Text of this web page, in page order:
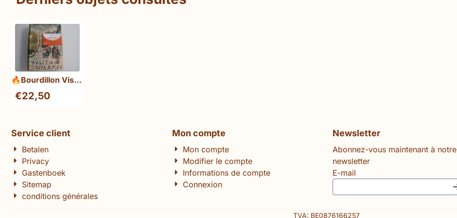
🔥Bourdillon Visit
First Edition 1956
€22,50
Service client
Betalen
Privacy
Gastenboek
Sitemap
conditions générales
Mon compte
Mon compte
Modifier le compte
Informations de compte
Connexion
Newsletter
Abonnez-vous maintenant à notre
newsletter
E-mail
TVA: BE0876166257